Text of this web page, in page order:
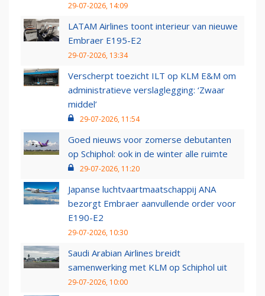
29-07-2026, 14:09
LATAM Airlines toont interieur van nieuwe
Embraer E195-E2
29-07-2026, 13:34
Verscherpt toezicht ILT op KLM E&M om
administratieve verslaglegging: ‘Zwaar
middel’
29-07-2026, 11:54
Goed nieuws voor zomerse debutanten
op Schiphol: ook in de winter alle ruimte
29-07-2026, 11:20
Japanse luchtvaartmaatschappij ANA
bezorgt Embraer aanvullende order voor
E190-E2
29-07-2026, 10:30
Saudi Arabian Airlines breidt
samenwerking met KLM op Schiphol uit
29-07-2026, 10:00